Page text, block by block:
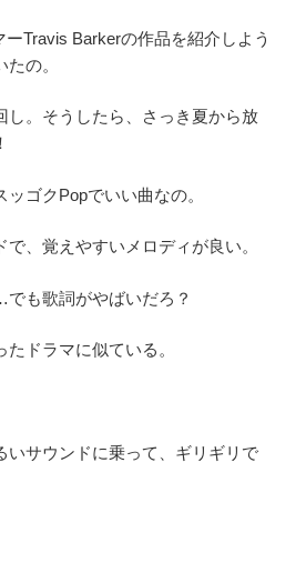
Travis Barkerの作品を紹介しよう
の。
し。そうしたら、さっき夏から放
ゴクPopでいい曲なの。
で、覚えやすいメロディが良い。
も歌詞がやばいだろ？
ドラマに似ている。
いサウンドに乗って、ギリギリで